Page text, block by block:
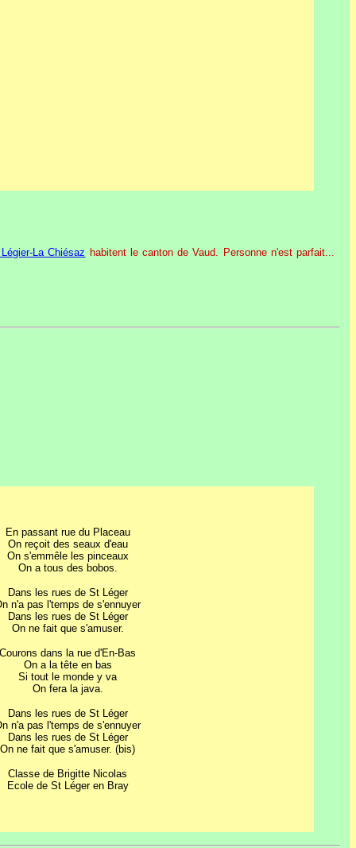
La Chiésaz habitent le canton de Vaud. Personne n'est parfait...
En passant rue du Placeau
On reçoit des seaux d'eau
On s'emmêle les pinceaux
On a tous des bobos.
Dans les rues de St Léger
n'a pas l'temps de s'ennuyer
Dans les rues de St Léger
On ne fait que s'amuser.
Courons dans la rue d'En-Bas
On a la tête en bas
Si tout le monde y va
On fera la java.
Dans les rues de St Léger
n'a pas l'temps de s'ennuyer
Dans les rues de St Léger
On ne fait que s'amuser. (bis)
Classe de Brigitte Nicolas
Ecole de St Léger en Bray